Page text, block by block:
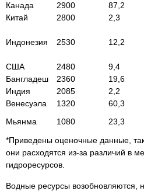
Канада
2900 87,2
Китай
2800 2,3
Индонезия 2530 12,2
США 2480 9,4
Бангладеш
2360 19,6
Индия
2085 2,2
Венесуэла
1320 60,3
Мьянма
1080 23,3
*Приведены оценочные данные,
они расходятся из-за различий в
гидроресурсов.
Водные ресурсы возобновляются,